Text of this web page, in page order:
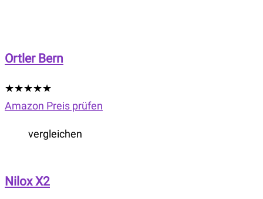
Ortler Bern
★★★★★
Amazon Preis prüfen
vergleichen
Nilox X2